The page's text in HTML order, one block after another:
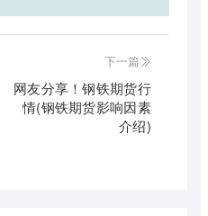
下一篇
网友分享！钢铁期货行
情(钢铁期货影响因素
介绍)